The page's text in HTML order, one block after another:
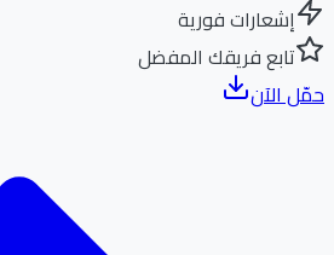
إشعارات فورية
تابع فريقك المفضل
الآن